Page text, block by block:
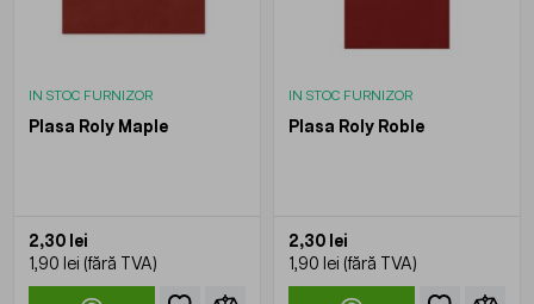
IN STOC FURNIZOR
Plasa Roly Maple
2,30 lei
1,90 lei
IN STOC FURNIZOR
Plasa Roly Roble
2,30 lei
1,90 lei